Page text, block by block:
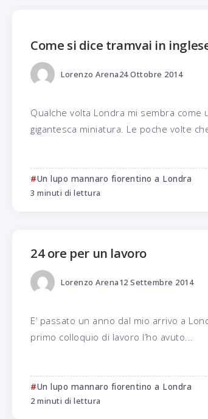
Come si dice tramvai in
Lorenzo Arena24 Ottobre 2014
Qualche volta Londra mi sembra come
gigantesca miniatura. Le poche volte che
Un lupo mannaro fiorentino a Londra
3 minuti di lettura
24 ore per un lavoro
Lorenzo Arena12 Settembre 2014
E’ passato un anno dal mio arrivo a
primo colloquio di lavoro l’ho avuto...
Un lupo mannaro fiorentino a Londra
2 minuti di lettura